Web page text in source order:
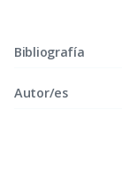
Bibliografía
Autor/es